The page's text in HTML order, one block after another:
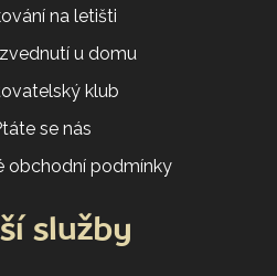
na letišti
u domu
klub
se nás
obchodní podmínky
služby